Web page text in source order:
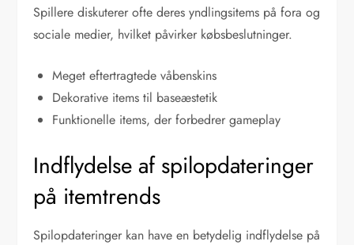
Spillere diskuterer ofte deres yndlingsitems på fora og
sociale medier, hvilket påvirker købsbeslutninger.
Meget eftertragtede våbenskins
Dekorative items til baseæstetik
Funktionelle items, der forbedrer gameplay
Indflydelse af spilopdateringer
på itemtrends
Spilopdateringer kan have en betydelig indflydelse på